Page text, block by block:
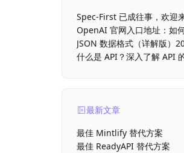
Spec-First 已成往事，欢迎
First 时代
OpenAI 官网入口地址：如
JSON 数据格式（详解版）
介绍
什么是 API？深入了解 API
最新文章
最佳 Mintlify 替代方案
最佳 ReadyAPI 替代方案